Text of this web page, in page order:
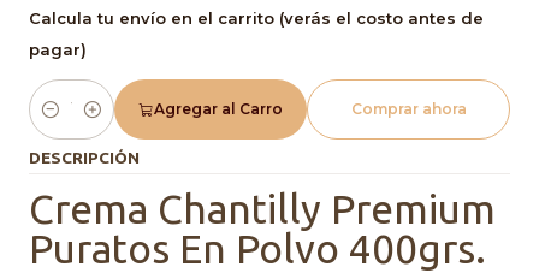
Calcula tu envío en el carrito (verás el costo antes de
pagar)
Cantidad
Agregar al Carro Comprar ahora
DESCRIPCIÓN
Crema Chantilly Premium
Puratos En Polvo 400grs.